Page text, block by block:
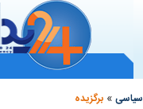
سیاسی » برگزیده